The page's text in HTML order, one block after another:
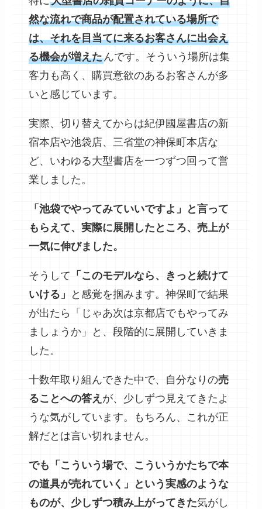
然な流れで商品が配置されている場所で
は、それを目当てに来るお客さんに出会え
る機会が増えたんです。そういう場所は集
客力も高く、購買意欲のあるお客さんが多
いと感じています。
実際、切り替えてからは紀伊國屋書店の新
宿本店や池袋店、三省堂の神保町本店な
ど、いわゆる大型書店を一つずつ回って営
業しました。
「池袋でやってみていいですよ」と言って
もらえて、実際に展開したところ、売上が
一気に伸びました。
そうして 「このモデルなら、きっと続けて
いける」
と感覚を掴みます。神保町で結果
が出たら「じゃあ次は京都店でもやってみ
ましょうか」と、段階的に展開していきま
した。
十数年取り組んできた中で、自分なりの売
ることへの答え が、少しずつ見えてきたよ
うな気がしています。もちろん、これが正
解だとは言い切れません。
でも「こういう場で、こういうかたちで本
の道具が売れていく」という実感のような
ものが、少しずつ積み上がってきた気がし